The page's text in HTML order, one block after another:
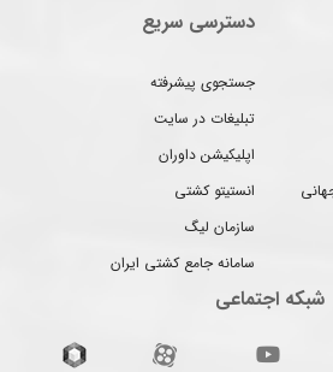
دسترسی سریع
جستجوی پیشرفته
تبلیغات در سایت
اپلیکیشن داوران
انستیتو کشتی
سازمان لیگ
سامانه جامع کشتی ایران
شبکه اجتماعی